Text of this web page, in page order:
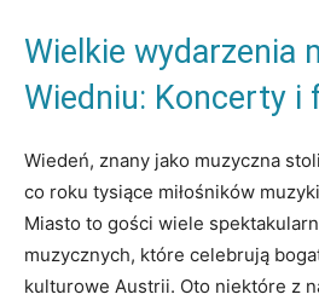
Wielkie wydarzenia
Wiedniu: Koncerty i
Wiedeń, ⁤znany​ jako muzyczna⁣
⁢co roku tysiące miłośników
Miasto to gości wiele
muzycznych, które celebrują
kulturowe Austrii. Oto ​niektóre z